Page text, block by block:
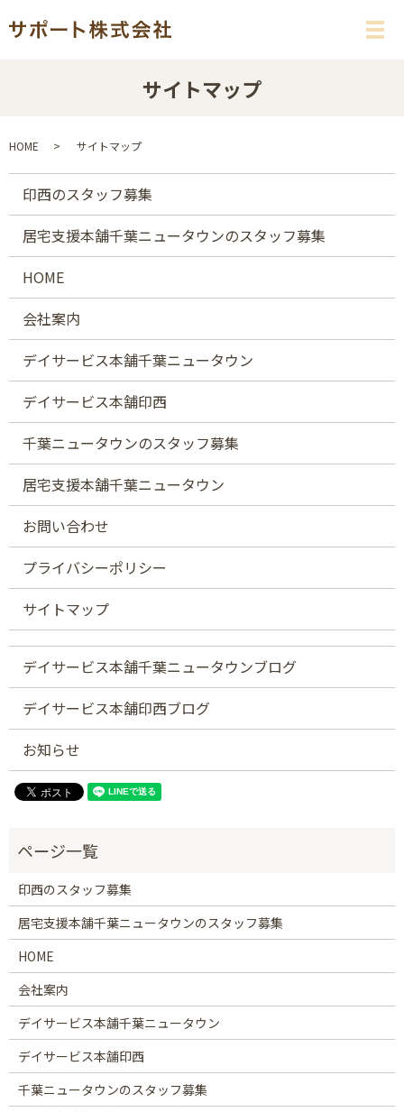
メ
サイトマップ
HOME サイトマップ
印西のスタッフ募集
居宅支援本舗千葉ニュータウンのスタッフ募集
HOME
会社案内
デイサービス本舗千葉ニュータウン
デイサービス本舗印西
千葉ニュータウンのスタッフ募集
居宅支援本舗千葉ニュータウン
お問い合わせ
プライバシーポリシー
サイトマップ
デイサービス本舗千葉ニュータウンブログ
デイサービス本舗印西ブログ
お知らせ
印西のスタッフ募集
居宅支援本舗千葉ニュータウンのスタッフ募集
HOME
会社案内
デイサービス本舗千葉ニュータウン
デイサービス本舗印西
千葉ニュータウンのスタッフ募集